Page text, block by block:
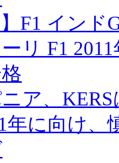
】F1 イン
ーリ F1
ニア、
年に向け